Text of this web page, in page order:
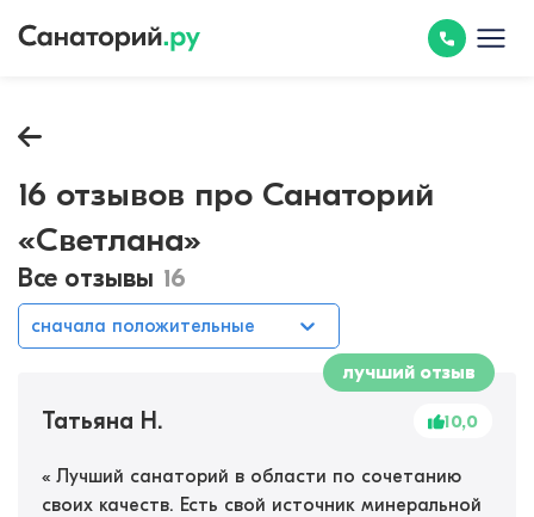
16 отзывов про Санаторий
«Светлана»
Все отзывы 16
сначала положительные
лучший отзыв
Татьяна Н. 10,0
« Лучший санаторий в области по сочетанию
своих качеств. Есть свой источник минеральной